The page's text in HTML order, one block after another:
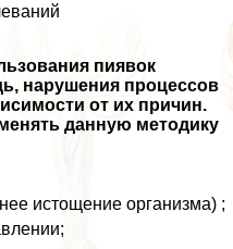
пиявок
нарушения процессов
от их причин.
данную методику
истощение организма) ;